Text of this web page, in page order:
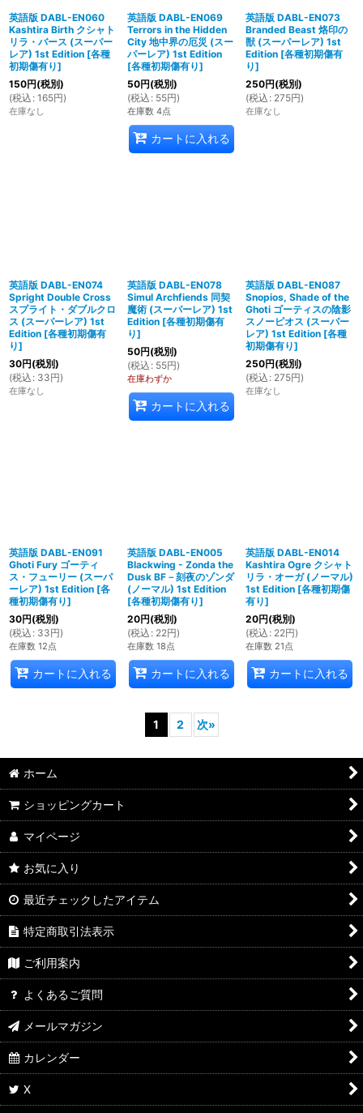
英語版 DABL-EN060
Kashtira Birth クシャト
リラ・バース (スーパー
レア) 1st Edition [各種
初期傷有り]
150円(税別)
(税込 : 165円)
在庫なし
英語版 DABL-EN069
Terrors in the Hidden
City 地中界の厄災 (スー
パーレア) 1st Edition
[各種初期傷有り]
50円(税別)
(税込 : 55円)
在庫数 4点
カートに入れる
英語版 DABL-EN073
Branded Beast 烙印の
獣 (スーパーレア) 1st
Edition [各種初期傷有
り]
250円(税別)
(税込 : 275円)
在庫なし
英語版 DABL-EN074
Spright Double Cross
スプライト・ダブルクロ
ス (スーパーレア) 1st
Edition [各種初期傷有
り]
30円(税別)
(税込 : 33円)
在庫なし
英語版 DABL-EN078
Simul Archfiends 同契
魔術 (スーパーレア) 1st
Edition [各種初期傷有
り]
50円(税別)
(税込 : 55円)
在庫わずか
カートに入れる
英語版 DABL-EN087
Snopios, Shade of the
Ghoti ゴーティスの陰影
スノーピオス (スーパー
レア) 1st Edition [各種
初期傷有り]
250円(税別)
(税込 : 275円)
在庫なし
英語版 DABL-EN091
Ghoti Fury ゴーティ
ス・フューリー (スーパ
ーレア) 1st Edition [各
種初期傷有り]
30円(税別)
(税込 : 33円)
在庫数 12点
カートに入れる
英語版 DABL-EN005
Blackwing - Zonda the
Dusk BF－刻夜のゾンダ
(ノーマル) 1st Edition
[各種初期傷有り]
20円(税別)
(税込 : 22円)
在庫数 18点
カートに入れる
英語版 DABL-EN014
Kashtira Ogre クシャト
リラ・オーガ (ノーマル)
1st Edition [各種初期傷
有り]
20円(税別)
(税込 : 22円)
在庫数 21点
カートに入れる
1 2 次»
ホーム
ショッピングカート
マイページ
お気に入り
最近チェックしたアイテム
特定商取引法表示
ご利用案内
よくあるご質問
メールマガジン
カレンダー
X